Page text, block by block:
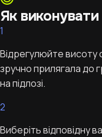
Як виконувати
1
Відрегулюйте висоту
зручно прилягала до
на підлозі.
2
Виберіть відповідну